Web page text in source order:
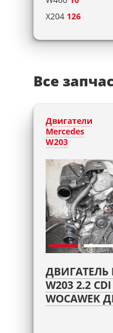
X204 126
Все
Двигатели
Mercedes
W203
ДВИГАТЕЛЬ
W203 2.2